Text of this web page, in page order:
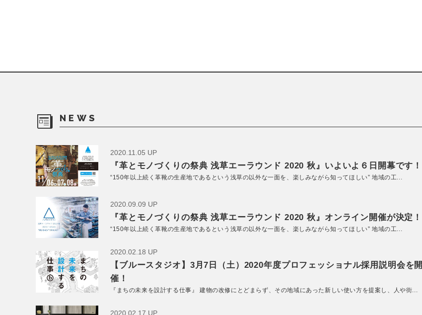
NEWS
2020.11.05 UP
『革とモノづくりの祭典 浅草エーラウンド 2020 秋』いよいよ６日開幕です！
“150年以上続く革靴の生産地であるという浅草の以外な一面を、楽しみながら知ってほしい” 地域の工...
2020.09.09 UP
『革とモノづくりの祭典 浅草エーラウンド 2020 秋』オンライン開催が決定！
“150年以上続く革靴の生産地であるという浅草の以外な一面を、楽しみながら知ってほしい” 地域の工...
2020.02.18 UP
【ブルースタジオ】3月7日（土）2020年度プロフェッショナル採用説明会を開
催！
『まちの未来を設計する仕事』 建物の改修にとどまらず、その地域にあった新しい使い方を提案し、人や街...
2020.02.17 UP